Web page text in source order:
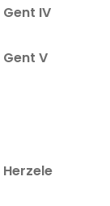
Gent IV
Gent V
Herzele